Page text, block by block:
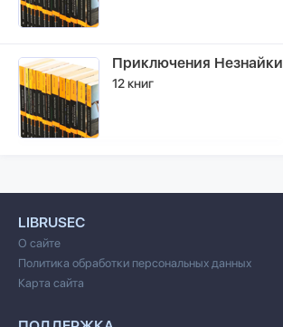
Приключения Незнайки
12 книг
LIBRUSEC
О сайте
Политика обработки персональных данных
Карта сайта